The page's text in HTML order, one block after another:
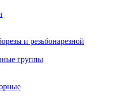
и резьбонарезной
группы